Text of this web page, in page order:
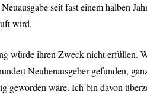
Neuausgabe seit fast einem halben
wird.
würde ihren Zweck nicht erfüllen.
Neuherausgeber gefunden,
geworden wäre. Ich bin davon